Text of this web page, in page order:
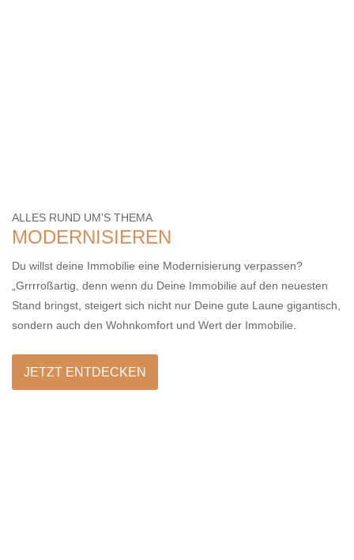
ALLES RUND UM’S THEMA
MODERNISIEREN
Du willst deine Immobilie eine Modernisierung verpassen?
„Grrrroßartig, denn wenn du Deine Immobilie auf den neuesten
Stand bringst, steigert sich nicht nur Deine gute Laune gigantisch,
sondern auch den Wohnkomfort und Wert der Immobilie.
JETZT ENTDECKEN